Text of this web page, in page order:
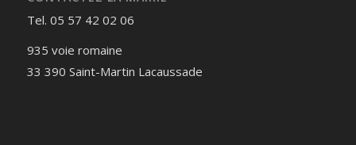
Tel. 05 57 42 02 06
935 voie romaine
33 390 Saint-Martin Lacaussade